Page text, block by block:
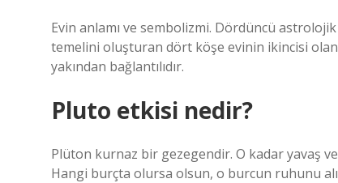
Evin anlamı ve sembolizmi. Dördüncü astrolojik
temelini oluşturan dört köşe evinin ikincisi olan
yakından bağlantılıdır.
Pluto etkisi nedir?
Plüton kurnaz bir gezegendir. O kadar yavaş
Hangi burçta olursa olsun, o burcun ruhunu